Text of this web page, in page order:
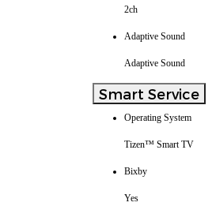
2ch
Adaptive Sound
Adaptive Sound
Smart Service
Operating System
Tizen™ Smart TV
Bixby
Yes